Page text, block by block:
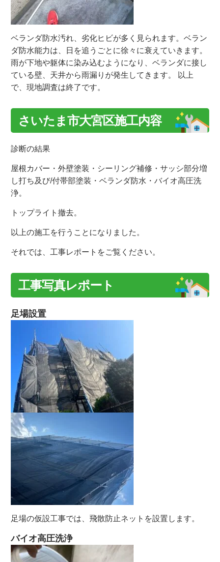
ベランダ防水汚れ、劣化ヒビが多く見られます。ベラン
ダ防水能力は、日を追うごとに徐々に衰えていきます。
雨が下地や躯体に染み込むようになり、ベランダに接し
ている壁、天井から雨漏りが発生してきます。 以上
で、現地調査は終了です。
さいたま市大宮区施工内容
診断の結果
屋根カバー・外壁塗装・シーリング補修・サッシ部分増
し打ち及び/付帯部塗装・ベランダ防水・バイオ高圧洗
浄。
トップライト撤去。
以上の施工を行うことになりました。
それでは、工事レポートをご覧ください。
工事写真レポート
足場設置
足場の仮設工事では、飛散防止ネットを設置します。
バイオ高圧洗浄